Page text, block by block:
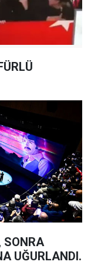
SONRA
UĞURLANDI.